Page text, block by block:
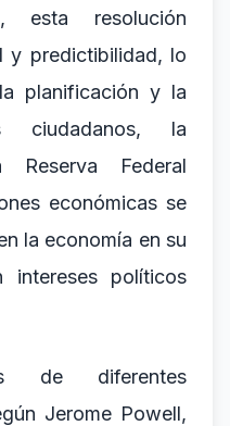
esta resolución
y predictibilidad, lo
planificación y la
ciudadanos, la
Reserva Federal
económicas se
la economía en su
intereses políticos
de diferentes
Jerome Powell,